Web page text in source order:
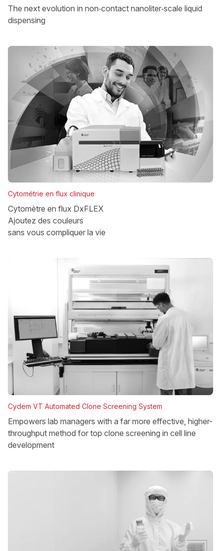
The next evolution in non‑contact nanoliter‑scale liquid
dispensing
Cytométrie en flux clinique
Cytomètre en flux DxFLEX
Ajoutez des couleurs
sans vous compliquer la vie
Cydem VT Automated Clone Screening System
Empowers lab managers with a far more effective, higher-
throughput method for top clone screening in cell line
development